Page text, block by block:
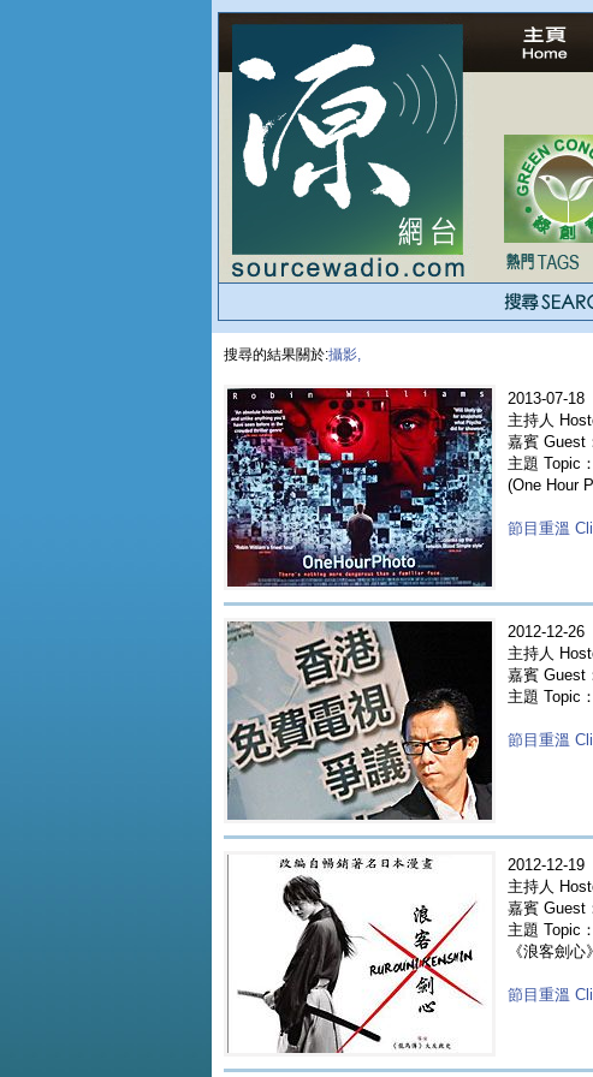
搜尋的結果關於:攝影,
2013-07-18
主持人
嘉賓 Guest
主題 Topic
(One Hour
節目重溫
2012-12-26
主持人
嘉賓 Guest
主題 Topic
節目重溫
2012-12-19
主持人
嘉賓 Guest
主題 Topic
《浪客劍
節目重溫